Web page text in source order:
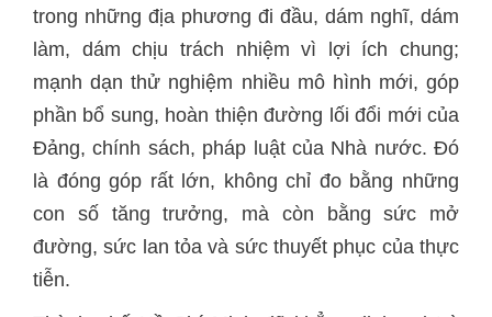
trong những địa phương đi đầu, dám nghĩ, dám
làm, dám chịu trách nhiệm vì lợi ích chung;
mạnh dạn thử nghiệm nhiều mô hình mới, góp
phần bổ sung, hoàn thiện đường lối đổi mới của
Đảng, chính sách, pháp luật của Nhà nước. Đó
là đóng góp rất lớn, không chỉ đo bằng những
con số tăng trưởng, mà còn bằng sức mở
đường, sức lan tỏa và sức thuyết phục của thực
tiễn.